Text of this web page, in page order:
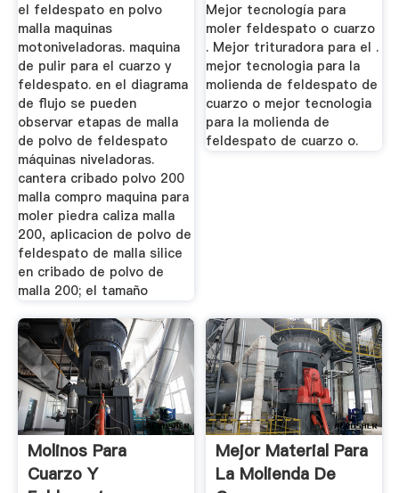
el feldespato en polvo
malla maquinas
motoniveladoras. maquina
de pulir para el cuarzo y
feldespato. en el diagrama
de flujo se pueden
observar etapas de malla
de polvo de feldespato
máquinas niveladoras.
cantera cribado polvo 200
malla compro maquina para
moler piedra caliza malla
200, aplicacion de polvo de
feldespato de malla silice
en cribado de polvo de
malla 200; el tamaño
Mejor tecnología para
moler feldespato o cuarzo
. Mejor trituradora para el .
mejor tecnologia para la
molienda de feldespato de
cuarzo o mejor tecnologia
para la molienda de
feldespato de cuarzo o.
Molinos Para
Cuarzo Y
Mejor Material Para
La Molienda De